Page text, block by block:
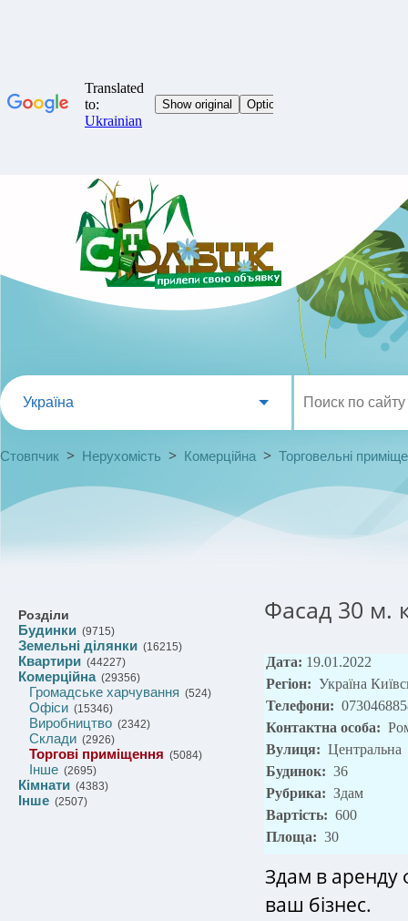
Україна
Стовпчик > Нерухомість > Комерційна> Торговельні
Розділи
Будинки (9715)
Земельні ділянки (16215)
Квартири (44227)
Комерційна(29356)
Громадське харчування (524)
Офіси (15346)
Виробництво (2342)
Склади (2926)
Торгові приміщення (5084)
Інше (2695)
Кімнати (4383)
Інше (2507)
Фасад 30 м.
Дата: 19.01.2022
Регіон: Україна
Телефони:
Контактна особа:
Вулиця: Центральна
Будинок: 36
Рубрика: Здам
Вартість: 600
Площа: 30
Здам в аренду
ваш бізнес.